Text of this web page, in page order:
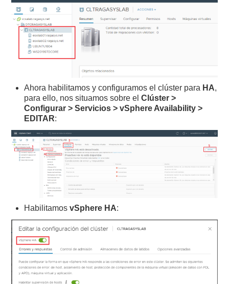
Ahora habilitamos y configuramos el clúster para HA,
para ello, nos situamos sobre elClúster >
Configurar > Servicios > vSphere Availability >
EDITAR:
HabilitamosvSphere HA: